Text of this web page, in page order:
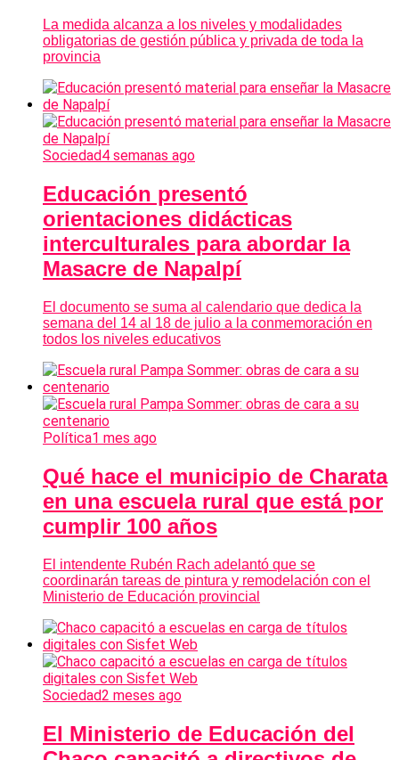
La medida alcanza a los niveles y modalidades
obligatorias de gestión pública y privada de toda la
provincia
Sociedad4 semanas ago
Educación presentó
orientaciones didácticas
interculturales para abordar la
Masacre de Napalpí
El documento se suma al calendario que dedica la
semana del 14 al 18 de julio a la conmemoración en
todos los niveles educativos
Política1 mes ago
Qué hace el municipio de Charata
en una escuela rural que está por
cumplir 100 años
El intendente Rubén Rach adelantó que se
coordinarán tareas de pintura y remodelación con el
Ministerio de Educación provincial
Sociedad2 meses ago
El Ministerio de Educación del